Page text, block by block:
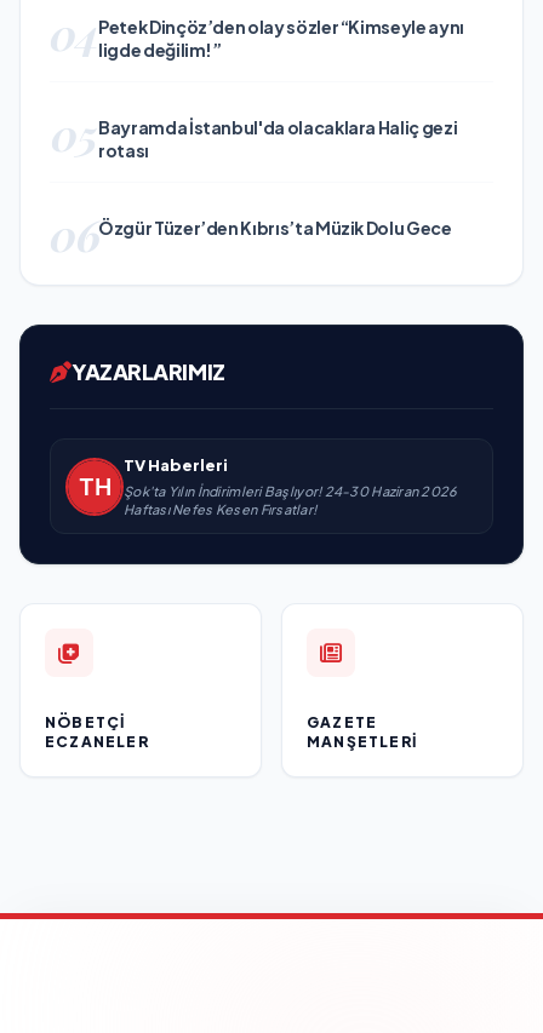
04Petek Dinçöz’den olay sözler “Kimseyle aynı
ligde değilim!”
05Bayramda İstanbul'da olacaklara Haliç gezi
rotası
06Özgür Tüzer’den Kıbrıs’ta Müzik Dolu Gece
YAZARLARIMIZ
TV Haberleri
Şok'ta Yılın İndirimleri Başlıyor! 24-30 Haziran 2026
Haftası Nefes Kesen Fırsatlar!
NÖBETÇI
ECZANELER
GAZETE
MANŞETLERI